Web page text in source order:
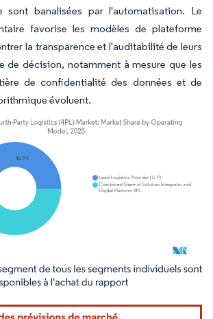
sont banalisées par l'automatisation. Le
favorise les modèles de plateforme
la transparence et l'auditabilité de leurs
de décision, notamment à mesure que les
de confidentialité des données et de
évoluent.
La réutilisation nécessite une attribution sous CC BY